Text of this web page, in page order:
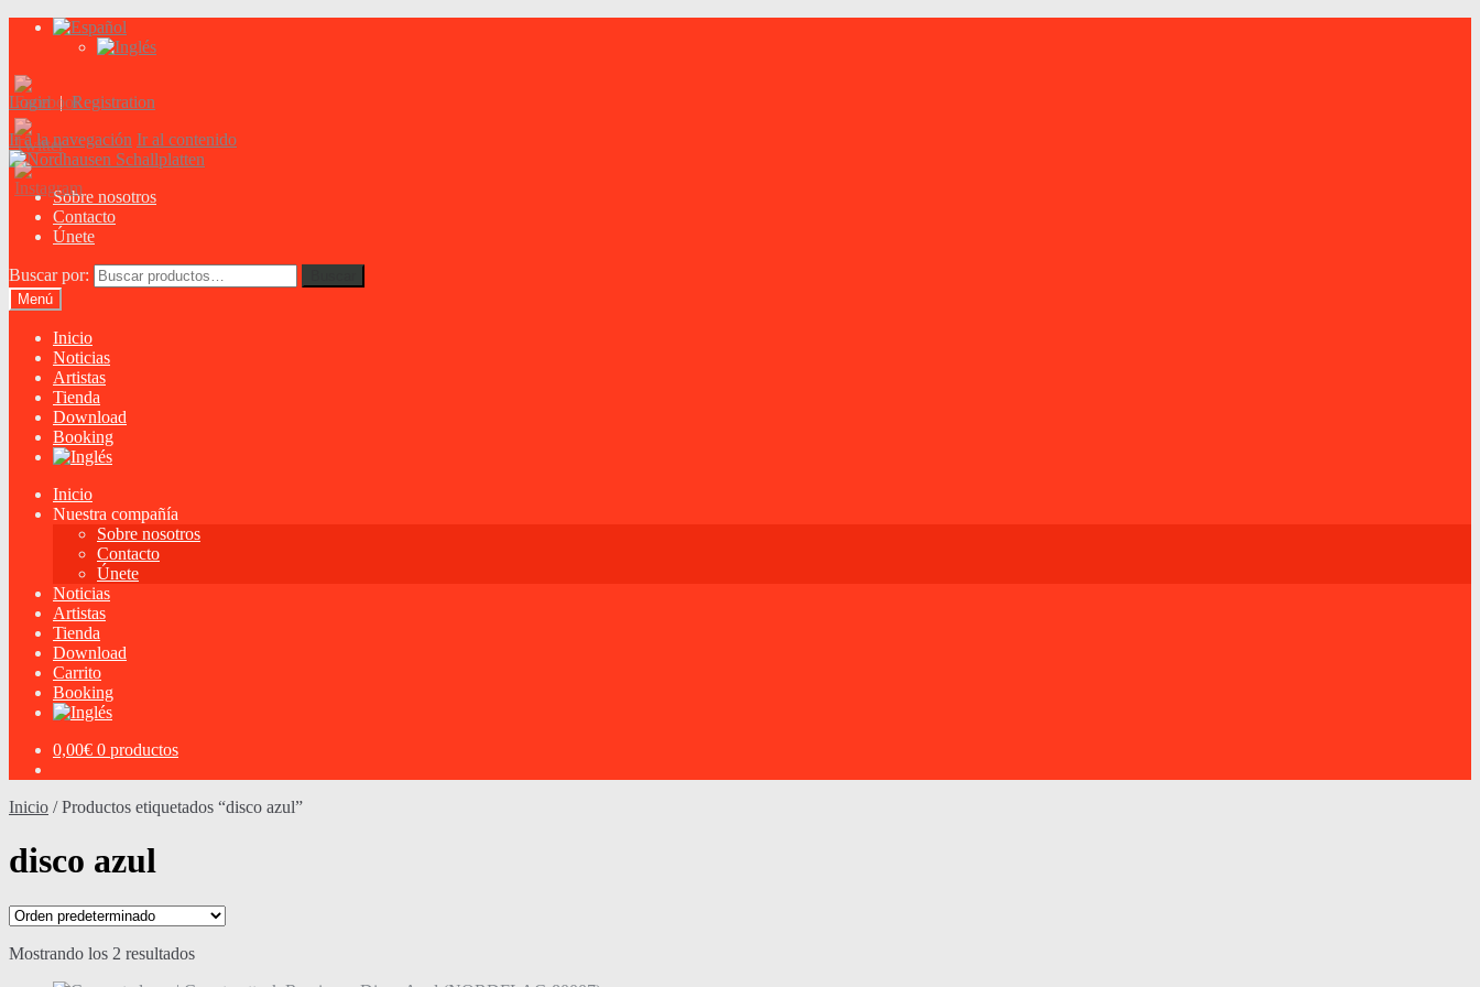
Login|Registration
Ir a la navegación Ir al contenido
Sobre nosotros
Contacto
Únete
Buscar por:
Menú
Inicio
Noticias
Artistas
Tienda
Download
Booking
Inicio
Nuestra compañía
Sobre nosotros
Contacto
Únete
Noticias
Artistas
Tienda
Download
Carrito
Booking
0,00€ 0 productos
Inicio /Productos etiquetados “disco azul”
disco azul
Mostrando los 2 resultados